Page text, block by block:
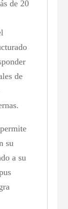
de 20
de
su
a su